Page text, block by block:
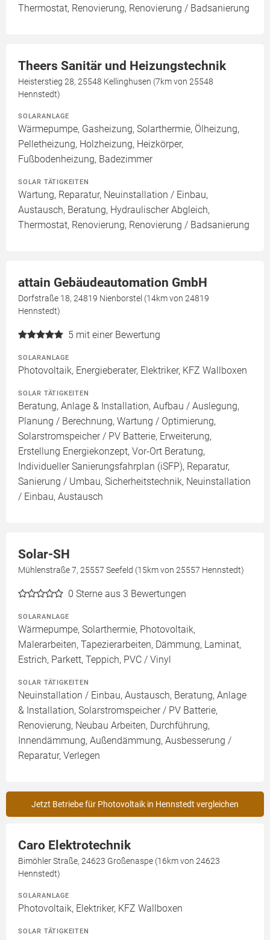
Thermostat, Renovierung, Renovierung / Badsanierung
Theers Sanitär und Heizungstechnik
Heisterstieg 28, 25548 Kellinghusen (7km von 25548
Hennstedt)
SOLARANLAGE
Wärmepumpe, Gasheizung, Solarthermie, Ölheizung,
Pelletheizung, Holzheizung, Heizkörper,
Fußbodenheizung, Badezimmer
SOLAR TÄTIGKEITEN
Wartung, Reparatur, Neuinstallation / Einbau,
Austausch, Beratung, Hydraulischer Abgleich,
Thermostat, Renovierung, Renovierung / Badsanierung
attain Gebäudeautomation GmbH
Dorfstraße 18, 24819 Nienborstel (14km von 24819
Hennstedt)
5 mit einer Bewertung
SOLARANLAGE
Photovoltaik, Energieberater, Elektriker, KFZ Wallboxen
SOLAR TÄTIGKEITEN
Beratung, Anlage & Installation, Aufbau / Auslegung,
Planung / Berechnung, Wartung / Optimierung,
Solarstromspeicher / PV Batterie, Erweiterung,
Erstellung Energiekonzept, Vor-Ort Beratung,
Individueller Sanierungsfahrplan (iSFP), Reparatur,
Sanierung / Umbau, Sicherheitstechnik, Neuinstallation
/ Einbau, Austausch
Solar-SH
Mühlenstraße 7, 25557 Seefeld (15km von 25557 Hennstedt)
0 Sterne aus 3 Bewertungen
SOLARANLAGE
Wärmepumpe, Solarthermie, Photovoltaik,
Malerarbeiten, Tapezierarbeiten, Dämmung, Laminat,
Estrich, Parkett, Teppich, PVC / Vinyl
SOLAR TÄTIGKEITEN
Neuinstallation / Einbau, Austausch, Beratung, Anlage
& Installation, Solarstromspeicher / PV Batterie,
Renovierung, Neubau Arbeiten, Durchführung,
Innendämmung, Außendämmung, Ausbesserung /
Reparatur, Verlegen
Jetzt Betriebe für Photovoltaik in Hennstedt vergleichen
Caro Elektrotechnik
Bimöhler Straße, 24623 Großenaspe (16km von 24623
Hennstedt)
SOLARANLAGE
Photovoltaik, Elektriker, KFZ Wallboxen
SOLAR TÄTIGKEITEN